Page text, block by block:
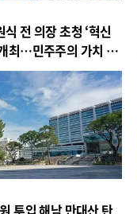
전 의장 초청 ‘혁신
최…민주주의 가치 공
투입 해남 만대산 탄